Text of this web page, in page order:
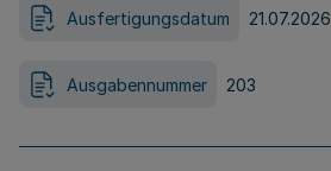
Ausfertigungsdatum 21.07.2026
Ausgabennummer 203